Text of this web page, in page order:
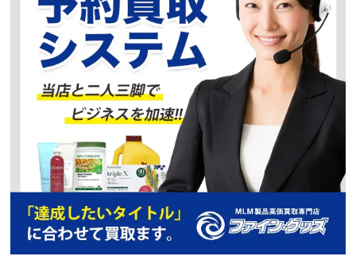
ただいま、買取強化 キャンペーン中
予約買取、複数点で 更に買取価格UP
買取価格 2,000円
イオン化粧品
ハイローション
ただいま、買取強化 キャンペーン中
予約買取、複数点で 更に買取価格UP
買取価格 1,800 円
イオン化粧品
ピアレス スプリーム
ただいま、買取強化 キャンペーン中
予約買取、複数点で